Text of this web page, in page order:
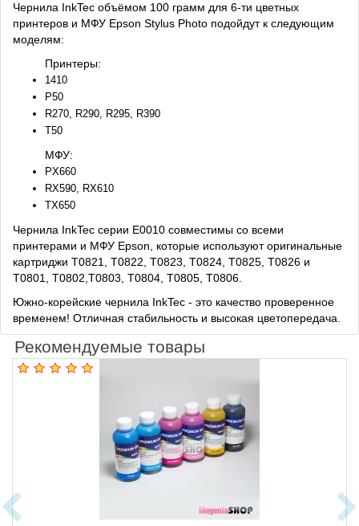
Чернила InkTec объёмом 100 грамм для 6-ти цветных
принтеров и МФУ Epson Stylus Photo подойдут к следующим
моделям:
Принтеры:
1410
P50
R270, R290, R295, R390
T50
МФУ:
PX660
RX590, RX610
TX650
Чернила InkTec серии E0010 совместимы со всеми
принтерами и МФУ Epson, которые используют оригинальные
картриджи T0821, T0822, T0823, T0824, T0825, T0826 и
T0801, T0802,T0803, T0804, T0805, T0806.
Южно-корейские чернила InkTec - это качество проверенное
временем! Отличная стабильность и высокая цветопередача.
Рекомендуемые товары